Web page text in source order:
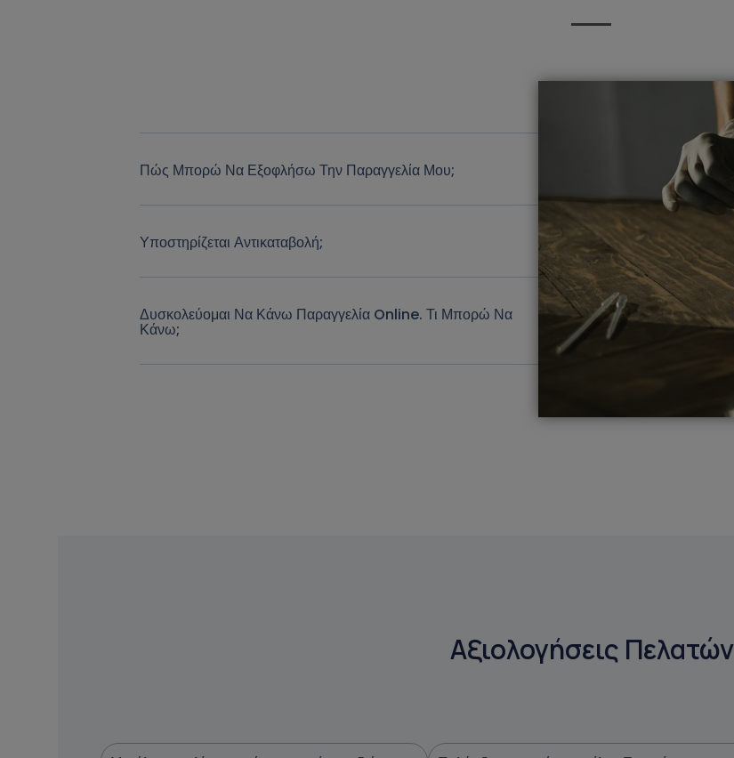
Πώς Μπορώ Να Εξοφλήσω Την Παραγγελία Μου;
Υποστηρίζεται Αντικαταβολή;
Δυσκολεύομαι Να Κάνω Παραγγελία Online. Τι Μπορώ Να
Κάνω;
Αξιολογήσεις Πελατών